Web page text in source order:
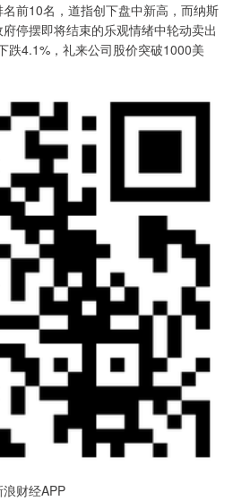
前10名，道指创下盘中新高，而纳斯
停摆即将结束的乐观情绪中轮动卖出
4.1%，礼来公司股价突破1000美
财经APP